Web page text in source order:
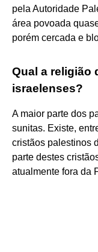
pela Autoridade
área povoada
porém cercada e
Qual a religião
israelenses?
A maior parte dos
sunitas. Existe,
cristãos palestinos
parte destes
atualmente fora da